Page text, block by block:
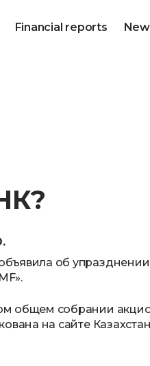
Financial reports
об
общем собрании
на сайте